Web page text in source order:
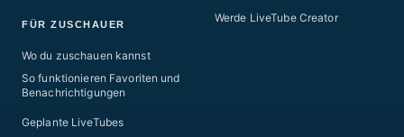
FÜR ZUSCHAUER
Wo du zuschauen kannst
So funktionieren Favoriten und
Benachrichtigungen
Geplante LiveTubes
Werde LiveTube Creator